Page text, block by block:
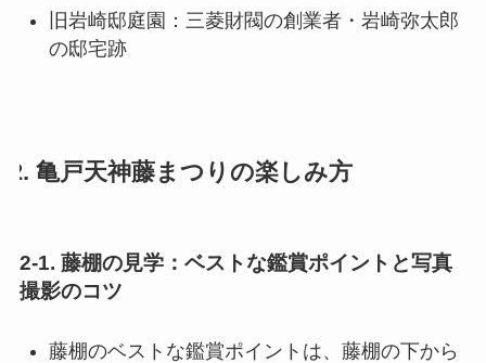
旧岩崎邸庭園：三菱財閥の創業者・岩崎弥太郎
の邸宅跡
2. 亀戸天神藤まつりの楽しみ方
2-1. 藤棚の見学：ベストな鑑賞ポイントと写真
撮影のコツ
藤棚のベストな鑑賞ポイントは、藤棚の下から